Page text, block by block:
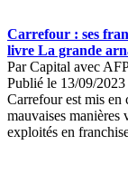
Carrefour : ses
livre La grande
Par Capital avec
Publié le 13/09/2023
Carrefour est mis en
mauvaises manières
exploités en